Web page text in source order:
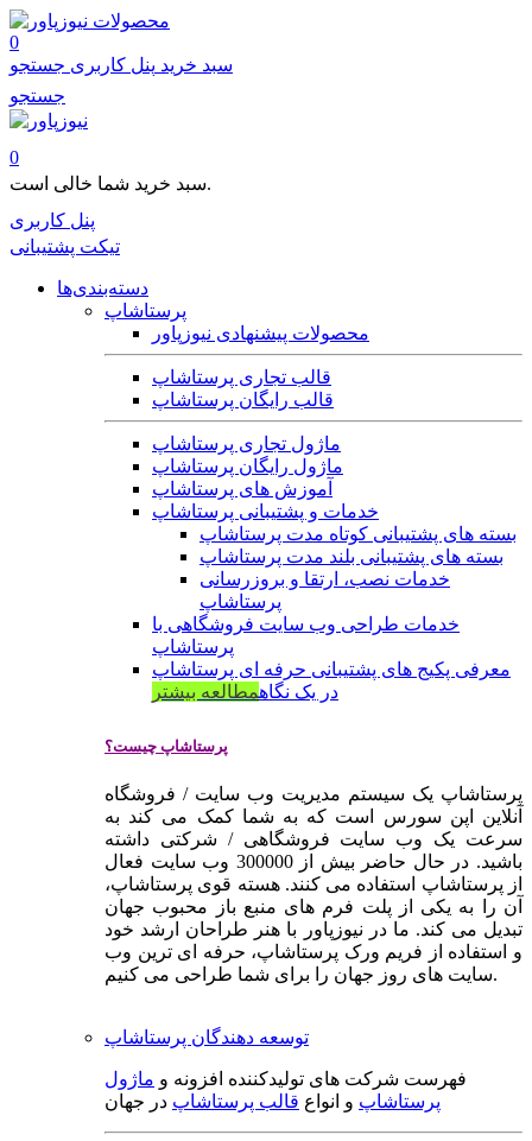
محصولات
0
سبد خرید پنل کاربری جستجو
جستجو
0
سبد خرید شما خالی است.
پنل کاربری
تیکت پشتیبانی
دسته‌بندی‌ها
پرستاشاپ
محصولات پیشنهادی نیوزپاور
قالب تجاری پرستاشاپ
قالب رایگان پرستاشاپ
ماژول تجاری پرستاشاپ
ماژول رایگان پرستاشاپ
آموزش های پرستاشاپ
خدمات و پشتیبانی پرستاشاپ
بسته های پشتیبانی کوتاه مدت پرستاشاپ
بسته های پشتیبانی بلند مدت پرستاشاپ
خدمات نصب، ارتقا و بروزرسانی
پرستاشاپ
خدمات طراحی وب سایت فروشگاهی با
پرستاشاپ
معرفی پکیج های پشتیبانی حرفه ای پرستاشاپ
در یک نگاهمطالعه بیشتر
پرستاشاپ چیست؟
پرستاشاپ یک سیستم مدیریت وب سایت / فروشگاه
آنلاین اپن سورس است که به شما کمک می کند به
سرعت یک وب سایت فروشگاهی / شرکتی داشته
باشید. در حال حاضر بیش از 300000 وب سایت فعال
از پرستاشاپ استفاده می کنند. هسته قوی پرستاشاپ،
آن را به یکی از پلت فرم های منبع باز محبوب جهان
تبدیل می کند. ما در نیوزپاور با هنر طراحان ارشد خود
و استفاده از فریم ورک پرستاشاپ، حرفه ای ترین وب
سایت های روز جهان را برای شما طراحی می کنیم.
توسعه دهندگان پرستاشاپ
فهرست شرکت های تولیدکننده افزونه و ماژول
پرستاشاپ و انواع قالب پرستاشاپ در جهان